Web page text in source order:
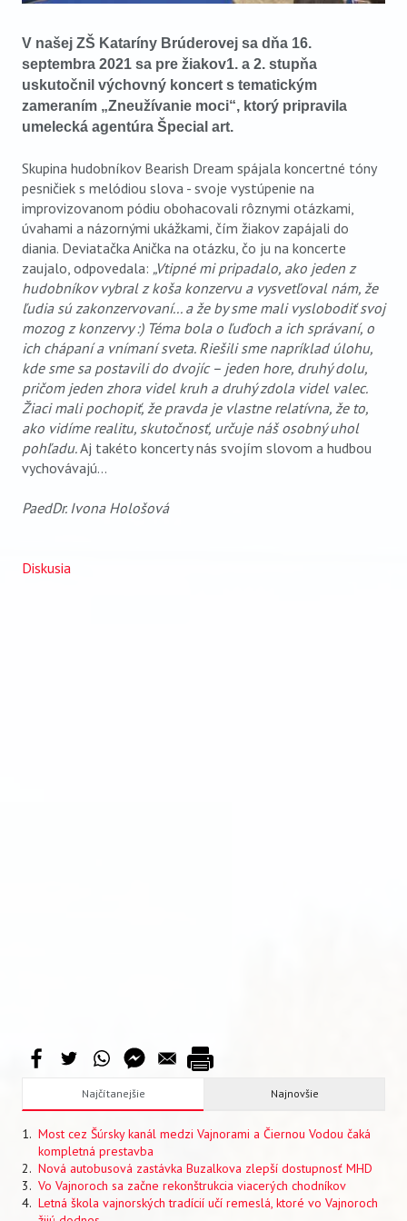
V našej ZŠ Kataríny Brúderovej sa dňa 16.
septembra 2021 sa pre žiakov1. a 2. stupňa
uskutočnil výchovný koncert s tematickým
zameraním „Zneužívanie moci“, ktorý pripravila
umelecká agentúra Špecial art.
Skupina hudobníkov Bearish Dream spájala koncertné tóny
pesničiek s melódiou slova - svoje vystúpenie na
improvizovanom pódiu obohacovali rôznymi otázkami,
úvahami a názornými ukážkami, čím žiakov zapájali do
diania. Deviatačka Anička na otázku, čo ju na koncerte
zaujalo, odpovedala: „Vtipné mi pripadalo, ako jeden z
hudobníkov vybral z koša konzervu a vysvetľoval nám, že
ľudia sú zakonzervovaní... a že by sme mali vyslobodiť svoj
mozog z konzervy :) Téma bola o ľuďoch a ich správaní, o
ich chápaní a vnímaní sveta. Riešili sme napríklad úlohu,
kde sme sa postavili do dvojíc – jeden hore, druhý dolu,
pričom jeden zhora videl kruh a druhý zdola videl valec.
Žiaci mali pochopiť, že pravda je vlastne relatívna, že to,
ako vidíme realitu, skutočnosť, určuje náš osobný uhol
pohľadu.Aj takéto koncerty nás svojím slovom a hudbou
vychovávajú…
PaedDr. Ivona Hološová
Diskusia
Najčítanejšie Najnovšie
Most cez Šúrsky kanál medzi Vajnorami a Čiernou Vodou čaká
kompletná prestavba
Nová autobusová zastávka Buzalkova zlepší dostupnosť MHD
Vo Vajnoroch sa začne rekonštrukcia viacerých chodníkov
Letná škola vajnorských tradícií učí remeslá, ktoré vo Vajnoroch